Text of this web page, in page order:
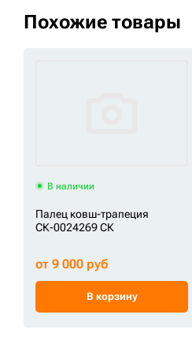
Похожие товары
В наличии
Палец ковш-трапеция
СК-0024269 СК
от 9 000 руб
В корзину